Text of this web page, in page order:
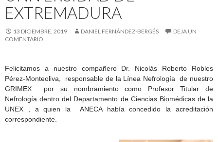
EXTREMADURA
13 DICIEMBRE, 2019 DANIEL FERNÁNDEZ-BERGÉS
DEJA UN
COMENTARIO
Felicitamos a nuestro compañero Dr. Nicolás Roberto Robles
Pérez-Monteoliva, responsable de la Línea Nefrología de nuestro
GRIMEX por su nombramiento como Profesor Titular de
Nefrología dentro del Departamento de Ciencias Biomédicas de la
UNEX , a quien la ANECA había concedido la acreditación
correspondiente.